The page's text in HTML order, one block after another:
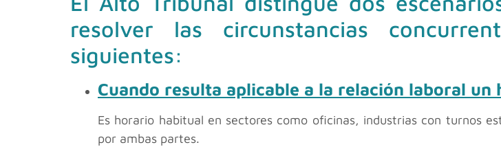
resolver las circunstancias
siguientes:
Cuando resulta aplicable a la relación laboral
Es horario habitual en sectores como oficinas, industrias con turnos
por ambas partes.